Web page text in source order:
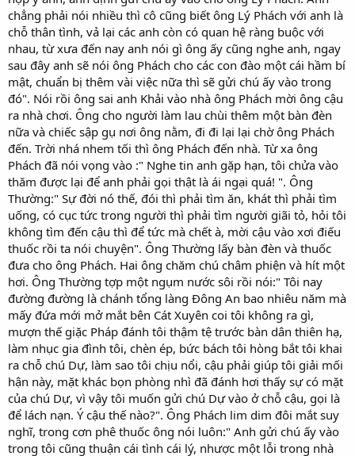
chẳng phải nói nhiều thì cô cũng biết ông Lý Phách với anh là
chỗ thân tình, vả lại các anh còn có quan hệ ràng buộc với
nhau, từ xưa đến nay anh nói gì ông ấy cũng nghe anh, ngay
sau đây anh sẽ nói ông Phách cho các con đào một cái hầm bí
mật, chuẩn bị thêm vài việc nữa thì sẽ gửi chú ấy vào trong
đó". Nói rồi ông sai anh Khải vào nhà ông Phách mời ông cậu
ra nhà chơi. Ông cho người làm lau chùi thêm một bàn đèn
nữa và chiếc sập gụ nơi ông nằm, đi đi lại lại chờ ông Phách
đến. Trời nhá nhem tối thì ông Phách đến nhà. Từ xa ông
Phách đã nói vọng vào :" Nghe tin anh gặp hạn, tôi chửa vào
thăm được lại để anh phải gọi thật là ái ngại quá! ". Ông
Thường:" Sự đời nó thế, đói thì phải tìm ăn, khát thì phải tìm
uống, có cục tức trong người thì phải tìm người giãi tỏ, hỏi tôi
không tìm đến cậu thì để tức mà chết à, mời cậu vào xơi điếu
thuốc rồi ta nói chuyện". Ông Thường lấy bàn đèn và thuốc
đưa cho ông Phách. Hai ông chăm chú châm phiện và hít một
hơi. Ông Thường tợp một ngụm nước sôi rồi nói:" Tôi nay
đường đường là chánh tổng làng Đông An bao nhiêu năm mà
mấy đứa mới mở mắt bên Cát Xuyên coi tôi không ra gì,
mượn thế giặc Pháp đánh tôi thậm tệ trước bàn dân thiên hạ,
làm nhục gia đình tôi, chèn ép, bức bách tôi hòng bắt tôi khai
ra chỗ chú Dự, làm sao tôi chịu nổi, cậu phải giúp tôi giải mối
hận này, mặt khác bọn phòng nhì đã đánh hơi thấy sự có mặt
của chú Dự, vì vậy tôi muốn gửi chú Dự vào ở chỗ cậu, gọi là
để lách nạn. Ý cậu thế nào?". Ông Phách lim dim đôi mắt suy
nghĩ, trong cơn phê thuốc ông nói luôn:" Anh gửi chú ấy vào
trong tôi cũng thuận cái tình cái lý, nhược một lỗi trong nhà